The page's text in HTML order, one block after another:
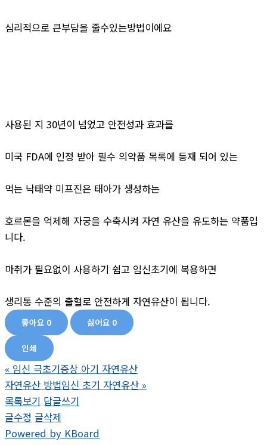
심리적으로 큰부담을 줄수있는방법이에요
사용된 지 30년이 넘었고 안전성과 효과를
미국 FDA에 인정 받아 필수 의약품 목록에 등재 되어 있는
먹는 낙태약 미프진은 태아가 생성하는
호르몬을 억제해 자궁을 수축시켜 자연 유산을 유도하는 약품입
니다.
마취가 필요없이 사용하기 쉽고 임신초기에 복용하면
생리통 수준의 출혈로 안전하게 자연유산이 됩니다.
좋아요 0 싫어요 0
인쇄
« 임신 극초기증상 아기 자연유산
자연유산 방법임신 초기 자연유산 »
목록보기 답글쓰기
글수정 글삭제
Powered by KBoard